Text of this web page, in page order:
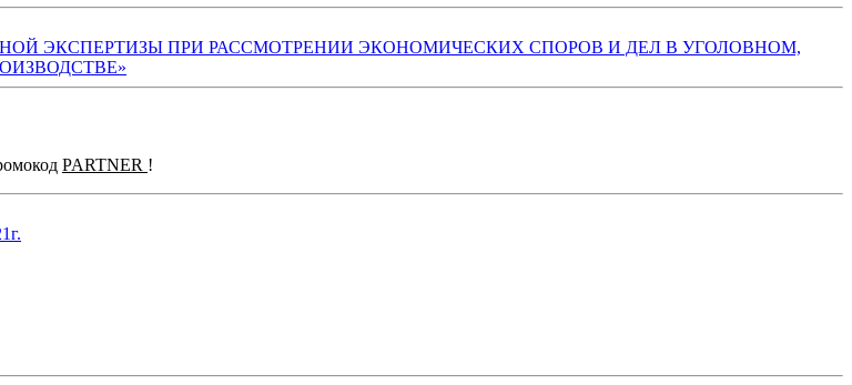
ЭКСПЕРТИЗЫ ПРИ РАССМОТРЕНИИ ЭКОНОМИЧЕСКИХ СПОРОВ И ДЕЛ В УГОЛОВНОМ,
PARTNER !